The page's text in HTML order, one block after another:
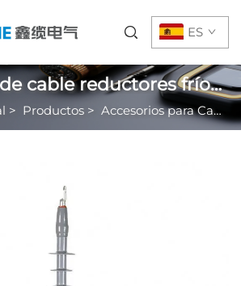
ES
cable reductores fríos
de 10kv
> Productos > Accesorios para Cable de Encogimiento en Frío